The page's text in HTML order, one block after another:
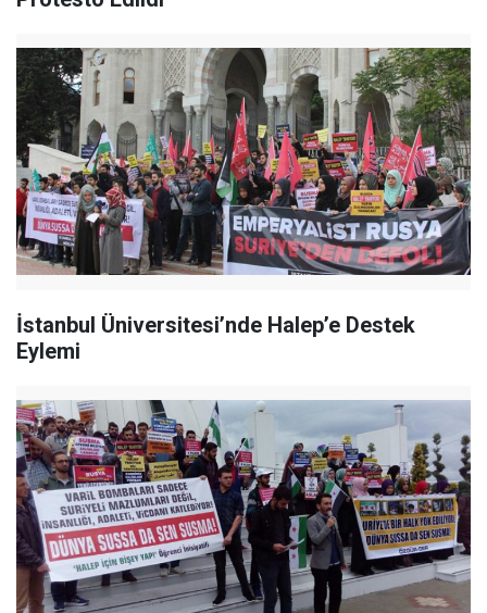
İstanbul Üniversitesi’nde Halep’e Destek
Eylemi